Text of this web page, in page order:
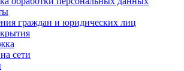
граждан и юридических лиц
сети